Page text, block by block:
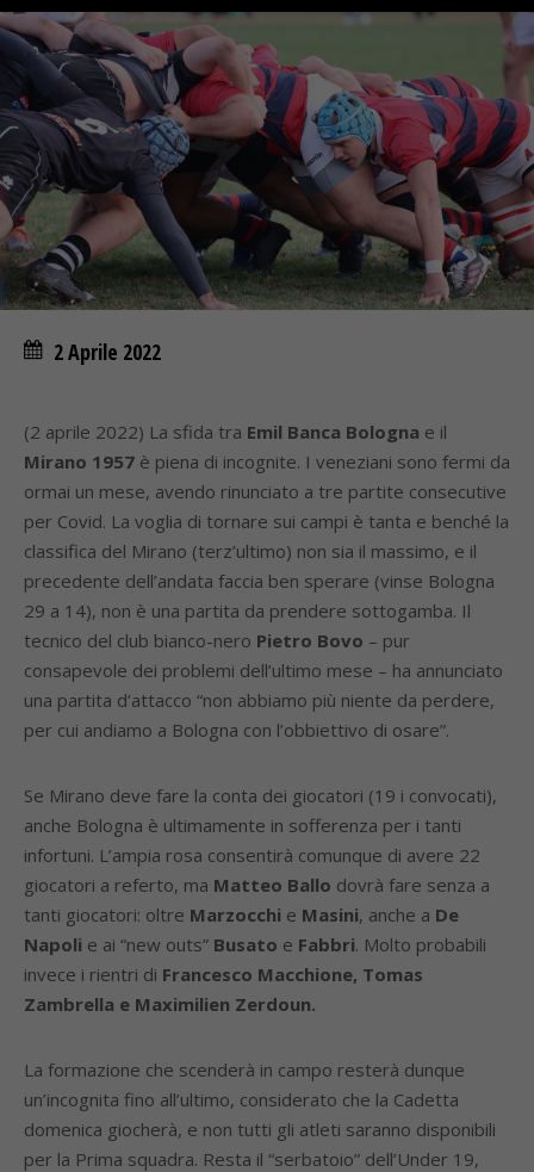
2 Aprile 2022
(2 aprile 2022) La sfida tra Emil Banca Bologna e il
Mirano 1957 è piena di incognite. I veneziani sono fermi da
ormai un mese, avendo rinunciato a tre partite consecutive
per Covid. La voglia di tornare sui campi è tanta e benché la
classifica del Mirano (terz’ultimo) non sia il massimo, e il
precedente dell’andata faccia ben sperare (vinse Bologna
29 a 14), non è una partita da prendere sottogamba. Il
tecnico del club bianco-nero Pietro Bovo – pur
consapevole dei problemi dell’ultimo mese – ha annunciato
una partita d’attacco “non abbiamo più niente da perdere,
per cui andiamo a Bologna con l’obbiettivo di osare”.
Se Mirano deve fare la conta dei giocatori (19 i convocati),
anche Bologna è ultimamente in sofferenza per i tanti
infortuni. L’ampia rosa consentirà comunque di avere 22
giocatori a referto, ma Matteo Ballo dovrà fare senza a
tanti giocatori: oltre Marzocchi e Masini, anche a De
Napoli e ai “new outs” Busato e Fabbri. Molto probabili
invece i rientri di Francesco Macchione, Tomas
Zambrella e Maximilien Zerdoun.
La formazione che scenderà in campo resterà dunque
un’incognita fino all’ultimo, considerato che la Cadetta
domenica giocherà, e non tutti gli atleti saranno disponibili
per la Prima squadra. Resta il “serbatoio” dell’Under 19,